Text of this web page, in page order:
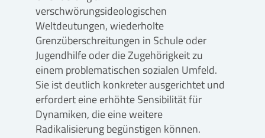
verschwörungsideologischen
Weltdeutungen, wiederholte
Grenzüberschreitungen in Schule oder
Jugendhilfe oder die Zugehörigkeit zu
einem problematischen sozialen Umfeld.
Sie ist deutlich konkreter ausgerichtet und
erfordert eine erhöhte Sensibilität für
Dynamiken, die eine weitere
Radikalisierung begünstigen können.